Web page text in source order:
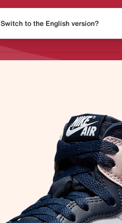
Release
Switch to the English version?